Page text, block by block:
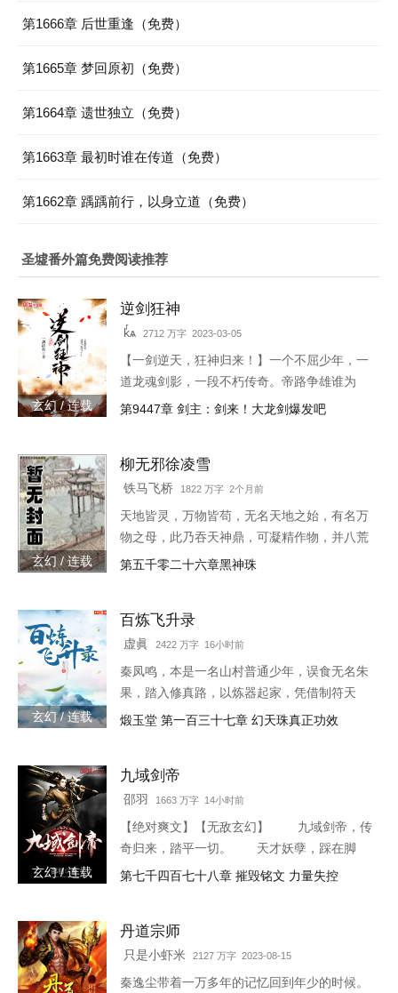
第1666章 后世重逢（免费）
第1665章 梦回原初（免费）
第1664章 遗世独立（免费）
第1663章 最初时谁在传道（免费）
第1662章 踽踽前行，以身立道（免费）
圣墟番外篇免费阅读推荐
玄幻 / 连载
逆剑狂神
kͬѧ 2712 万字 2023-03-05
【一剑逆天，狂神归来！】一个不屈少年，一
道龙魂剑影，一段不朽传奇。帝路争雄谁为
峰，唯我林轩傲苍生！3w471-25091
第9447章 剑主：剑来！大龙剑爆发吧
玄幻 / 连载
柳无邪徐凌雪
铁马飞桥 1822 万字 2个月前
天地皆灵，万物皆苟，无名天地之始，有名万
物之母，此乃吞天神鼎，可凝精作物，并八荒
之心。得此鼎，吞四海，容八荒……一代邪
第五千零二十六章黑神珠
玄幻 / 连载
百炼飞升录
虚眞 2422 万字 16小时前
秦凤鸣，本是一名山村普通少年，误食无名朱
果，踏入修真路，以炼器起家，凭借制符天
赋，只身闯荡荆棘密布的修仙界，本一切都顺
煅玉堂 第一百三十七章 幻天珠真正功效
玄幻 / 连载
九域剑帝
邵羽 1663 万字 14小时前
【绝对爽文】【无敌玄幻】 九域剑帝，传
奇归来，踏平一切。 天才妖孽，踩在脚
下，强者大能，挥手灭杀。 人不犯我，我
第七千四百七十八章 摧毁铭文 力量失控
丹道宗师
只是小虾米 2127 万字 2023-08-15
秦逸尘带着一万多年的记忆回到年少的时候。